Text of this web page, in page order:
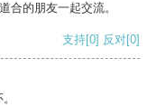
合的朋友一起交流。
支持[0] 反对[0]